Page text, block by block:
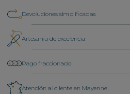
Devoluciones simplificadas
Artesanía de excelencia
Pago fraccionado
Atención al cliente en Mayenne